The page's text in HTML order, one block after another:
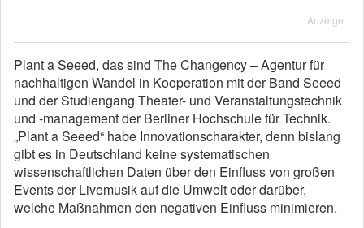
Anzeige
Plant a Seeed, das sind The Changency – Agentur für
nachhaltigen Wandel in Kooperation mit der Band Seeed
und der Studiengang Theater- und Veranstaltungstechnik
und -management der Berliner Hochschule für Technik.
„Plant a Seeed“ habe Innovationscharakter, denn bislang
gibt es in Deutschland keine systematischen
wissenschaftlichen Daten über den Einfluss von großen
Events der Livemusik auf die Umwelt oder darüber,
welche Maßnahmen den negativen Einfluss minimieren.